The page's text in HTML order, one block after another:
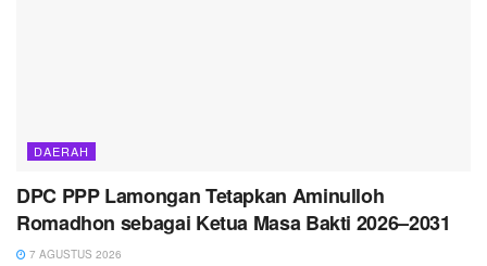
DAERAH
DPC PPP Lamongan Tetapkan Aminulloh
Romadhon sebagai Ketua Masa Bakti 2026–2031
7 AGUSTUS 2026